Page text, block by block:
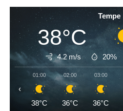
Tempe
38°C
4.2 m/s 20%
01:00
38°C
02:00
36°C
03:00
36°C
‹